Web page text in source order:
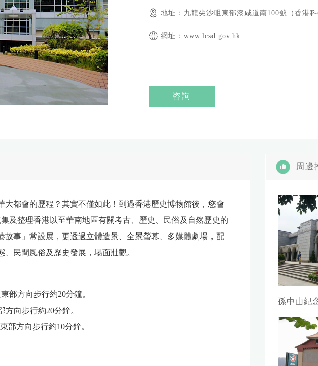
地址：九龍尖沙咀東部漆咸道南100號（香港科
網址：www.lcsd.gov.hk
咨詢
都會的歷程？其實不僅如此！到過香港歷史博物館後，您會
及整理香港以至華南地區有關考古、歷史、民俗及自然歷史的
事」常設展，更透過立體造景、全景螢幕、多媒體劇場，配
民間風俗及歷史發展，場面壯觀。
部方向步行約20分鐘。
向步行約20分鐘。
部方向步行約10分鐘。
周邊
孫中山紀